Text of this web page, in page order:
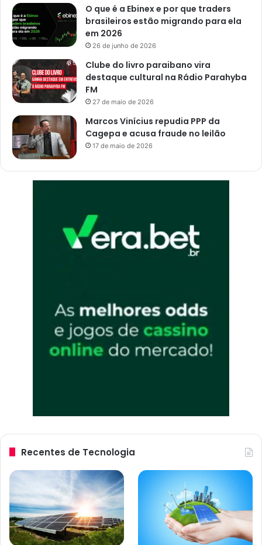
O que é a Ebinex e por que traders
brasileiros estão migrando para ela
em 2026
26 de junho de 2026
Clube do livro paraibano vira
destaque cultural na Rádio Parahyba
FM
27 de maio de 2026
Marcos Vinícius repudia PPP da
Cagepa e acusa fraude no leilão
17 de maio de 2026
Recentes de Tecnologia